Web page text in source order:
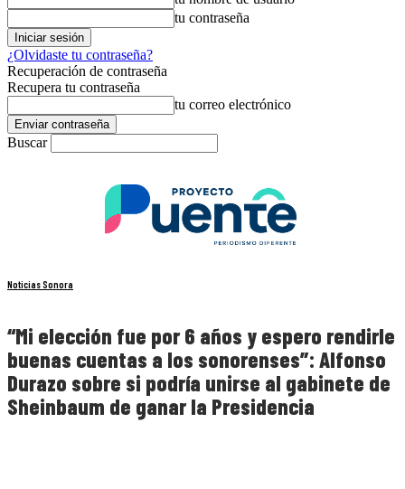
tu contraseña
¿Olvidaste tu contraseña?
Recuperación de contraseña
Recupera tu contraseña
tu correo electrónico
Buscar
Noticias Sonora
“Mi elección fue por 6 años y espero rendirle
buenas cuentas a los sonorenses”: Alfonso
Durazo sobre si podría unirse al gabinete de
Sheinbaum de ganar la Presidencia